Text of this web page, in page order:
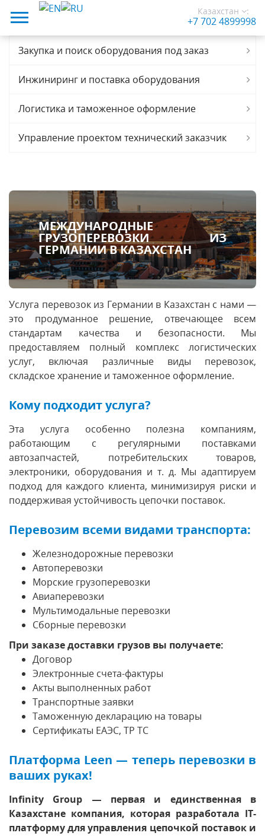
Казахстан
+7 702 4899998
:
Закупка и поиск оборудования под заказ
Инжиниринг и поставка оборудования
Логистика и таможенное оформление
Управление проектом технический заказчик
МЕЖДУНАРОДНЫЕ
ГРУЗОПЕРЕВОЗКИ ИЗ
ГЕРМАНИИ В КАЗАХСТАН
Услуга перевозок из Германии в Казахстан с нами —
это продуманное решение, отвечающее всем
стандартам качества и безопасности. Мы
предоставляем полный комплекс логистических
услуг, включая различные виды перевозок,
складское хранение и таможенное оформление.
Кому подходит услуга?
Эта услуга особенно полезна компаниям,
работающим с регулярными поставками
автозапчастей, потребительских товаров,
электроники, оборудования и т. д. Мы адаптируем
подход для каждого клиента, минимизируя риски и
поддерживая устойчивость цепочки поставок.
Перевозим всеми видами транспорта:
Железнодорожные перевозки
Автоперевозки
Морские грузоперевозки
Авиаперевозки
Мультимодальные перевозки
Сборные перевозки
При заказе доставки грузов вы получаете:
Договор
Электронные счета-фактуры
Акты выполненных работ
Транспортные заявки
Таможенную декларацию на товары
Сертификаты ЕАЭС, ТР ТС
Платформа Leen — теперь перевозки в
ваших руках!
Infinity Group — первая и единственная в
Казахстане компания, которая разработала IT-
платформу для управления цепочкой поставок и